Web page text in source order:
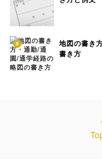
5
地図の書き
書き方